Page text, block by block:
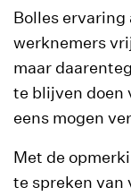
Bolles ervaring
werknemers
maar
te blijven doen
eens mogen
Met de
te spreken van